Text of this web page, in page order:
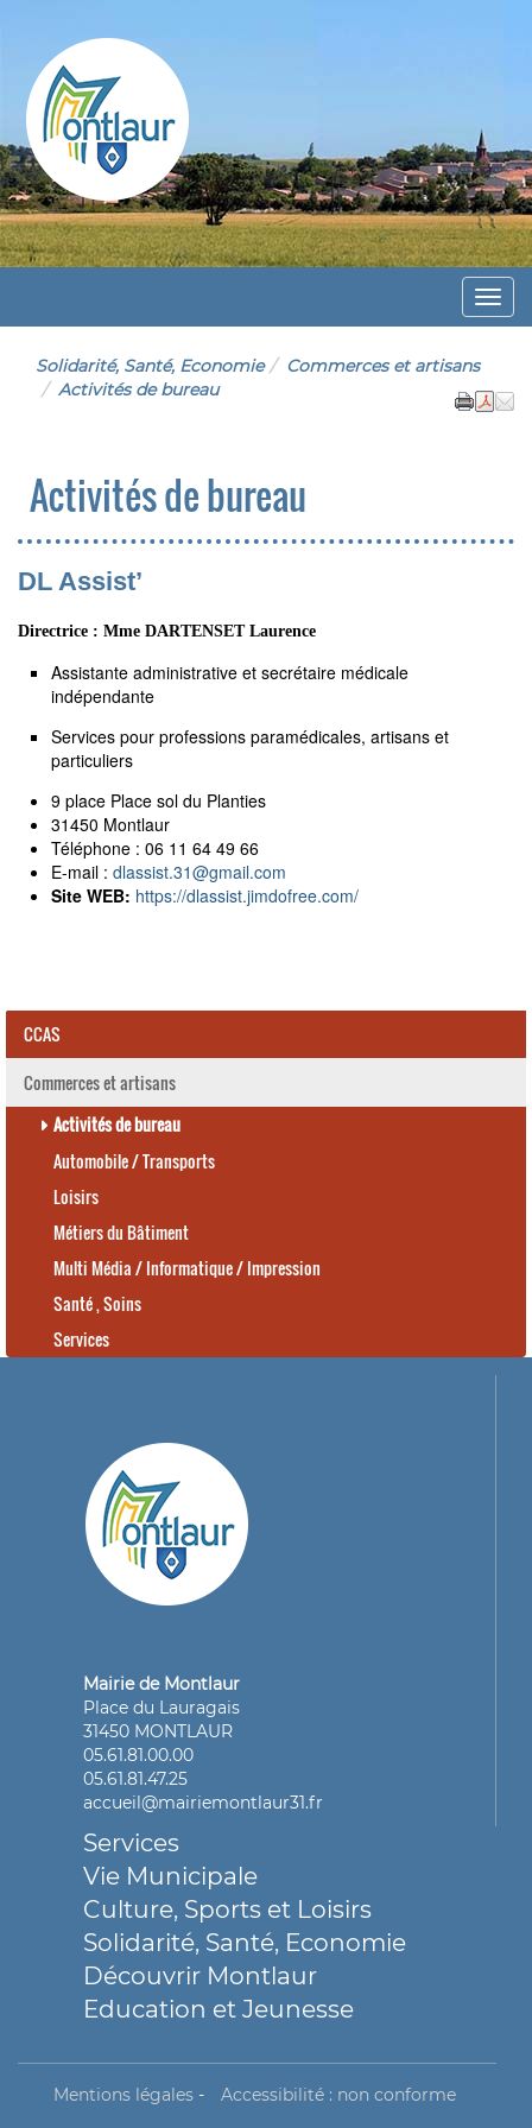
Montlaur
Menu
Solidarité, Santé, Economie
Commerces et artisans
Activités de bureau
Activités de bureau
DL Assist’
Directrice : Mme DARTENSET Laurence
Assistante administrative et secrétaire médicale
indépendante
Services pour professions paramédicales, artisans et
particuliers
9 place Place sol du Planties
31450 Montlaur
Téléphone : 06 11 64 49 66
E-mail : dlassist.31@gmail.com
Site WEB: https://dlassist.jimdofree.com/
CCAS
Commerces et artisans
Activités de bureau
Automobile / Transports
Loisirs
Métiers du Bâtiment
Multi Média / Informatique / Impression
Santé , Soins
Services
Mairie de Montlaur
Place du Lauragais
31450 MONTLAUR
05.61.81.00.00
05.61.81.47.25
accueil@mairiemontlaur31.fr
Services
Vie Municipale
Culture, Sports et Loisirs
Solidarité, Santé, Economie
Découvrir Montlaur
Education et Jeunesse
Mentions légales- Accessibilité : non conforme